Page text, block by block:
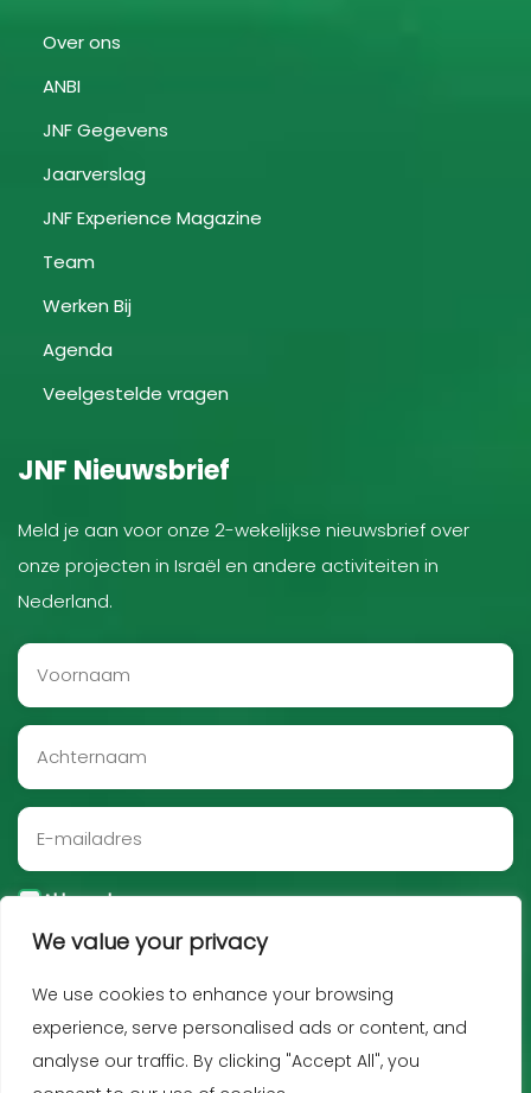
We value your privacy
We use cookies to enhance your browsing
experience, serve personalised ads or content, and
analyse our traffic. By clicking "Accept All", you
Over ons
ANBI
JNF Gegevens
Jaarverslag
JNF Experience Magazine
Team
Werken Bij
Agenda
Veelgestelde vragen
JNF Nieuwsbrief
Meld je aan voor onze 2-wekelijkse nieuwsbrief over
onze projecten in Israël en andere activiteiten in
Nederland.
Akkoord